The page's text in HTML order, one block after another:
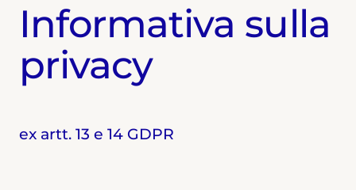
Informativa sulla
privacy
ex artt. 13 e 14 GDPR